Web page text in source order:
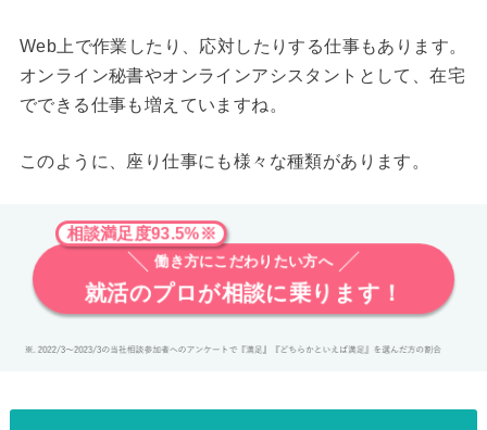
Web上で作業したり、応対したりする仕事もあります。
オンライン秘書やオンラインアシスタントとして、在宅
でできる仕事も増えていますね。
このように、座り仕事にも様々な種類があります。
相談満足度93.5%※
働き方にこだわりたい方へ
就活のプロが相談に乗ります！